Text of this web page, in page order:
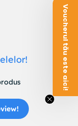
Voucherul tău este aici!